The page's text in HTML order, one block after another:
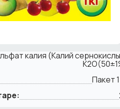
калия (Калий
Пакет